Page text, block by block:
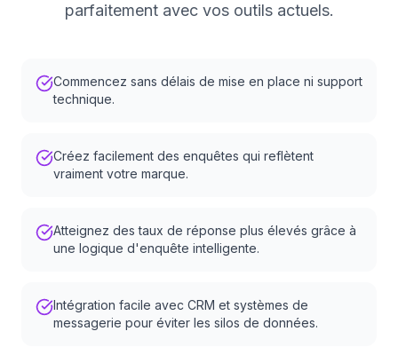
parfaitement avec vos outils actuels.
Commencez sans délais de mise en place ni support
technique.
Créez facilement des enquêtes qui reflètent
vraiment votre marque.
Atteignez des taux de réponse plus élevés grâce à
une logique d'enquête intelligente.
Intégration facile avec CRM et systèmes de
messagerie pour éviter les silos de données.